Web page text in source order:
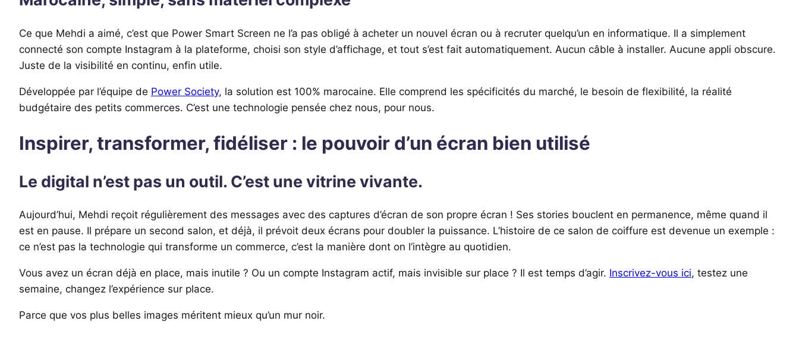
Ce que Mehdi a aimé, c’est que Power Smart Screen ne l’a pas obligé à acheter un nouvel écran ou à recruter quelqu’un en informatique. Il a simplement
connecté son compte Instagram à la plateforme, choisi son style d’affichage, et tout s’est fait automatiquement. Aucun câble à installer. Aucune appli obscure.
Juste de la visibilité en continu, enfin utile.
Développée par l’équipe de Power Society, la solution est 100% marocaine. Elle comprend les spécificités du marché, le besoin de flexibilité, la réalité
budgétaire des petits commerces. C’est une technologie pensée chez nous, pour nous.
Inspirer, transformer, fidéliser : le pouvoir d’un écran bien utilisé
Le digital n’est pas un outil. C’est une vitrine vivante.
Aujourd’hui, Mehdi reçoit régulièrement des messages avec des captures d’écran de son propre écran ! Ses stories bouclent en permanence, même quand il
est en pause. Il prépare un second salon, et déjà, il prévoit deux écrans pour doubler la puissance. L’histoire de ce salon de coiffure est devenue un exemple :
ce n’est pas la technologie qui transforme un commerce, c’est la manière dont on l’intègre au quotidien.
Vous avez un écran déjà en place, mais inutile ? Ou un compte Instagram actif, mais invisible sur place ? Il est temps d’agir. Inscrivez-vous ici, testez une
semaine, changez l’expérience sur place.
Parce que vos plus belles images méritent mieux qu’un mur noir.